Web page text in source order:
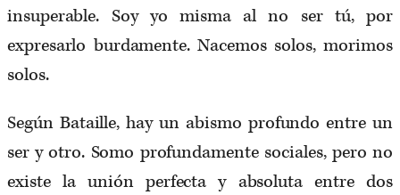
insuperable. Soy yo misma al no ser tú, por
expresarlo burdamente. Nacemos solos, morimos
solos.
Según Bataille, hay un abismo profundo entre un
ser y otro. Somo profundamente sociales, pero no
existe la unión perfecta y absoluta entre dos